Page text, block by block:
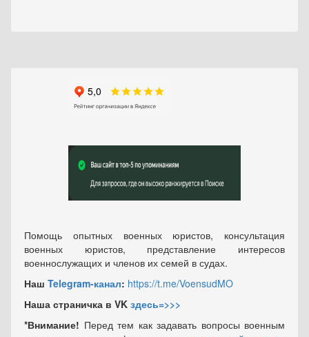
Помощь опытных военных юристов, консультация
военных юристов, представление интересов
военнослужащих и членов их семей в судах.
Наш Telegram-канал: https://t.me/VoensudMO
Наша страничка в VK здесь=>>>
*Внимание! Перед тем как задавать вопросы военным